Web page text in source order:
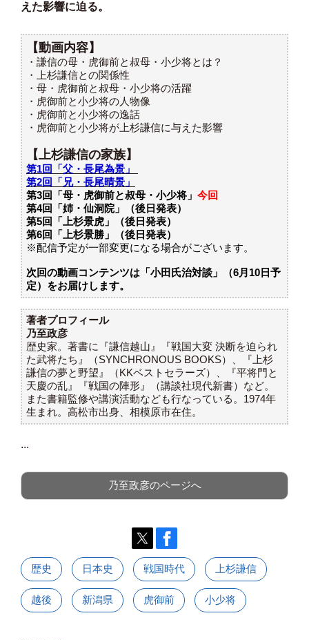
えた影響に迫る。
【動画内容】
・謙信の母・虎御前と叔母・小少将とは？
・上杉謙信との関係性
・母・虎御前と叔母・小少将の活躍
・虎御前と小少将の人物像
・虎御前と小少将の逸話
・虎御前と小少将が上杉謙信に与えた影響
【上杉謙信の家族】
第1回「父・長尾為景」
第2回「兄・長尾晴景」
第3回「母・虎御前と叔母・小少将」 今回
第4回「姉・仙洞院」（後日発表）
第5回「上杉景虎」（後日発表）
第6回「上杉景勝」（後日発表）
※配信予定が一部変更になる場合がございます。
次回の動画コンテンツは「小田氏治対談」（6月10日予
定）をお届けします。
著者プロフィール
乃至政彦
歴史家。著書に『謙信越山』『戦国大変 決断を迫られ
た武将たち』（SYNCHRONOUS BOOKS）、『上杉
謙信の夢と野望』（KKベストセラーズ）、『平将門と
天慶の乱』『戦国の陣形』（講談社現代新書）など。
また書籍監修や講演活動なども行なっている。1974年
生まれ。高松市出身、相模原市在住。
...
乃至政彦のページへ
歴史 日本史 戦国時代 上杉謙信
越後 新潟県 虎御前 小少将